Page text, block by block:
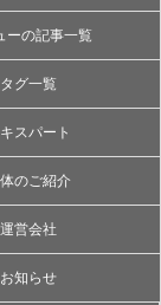
ーの記事一覧
タグ一覧
スパート
のご紹介
運営会社
お知らせ